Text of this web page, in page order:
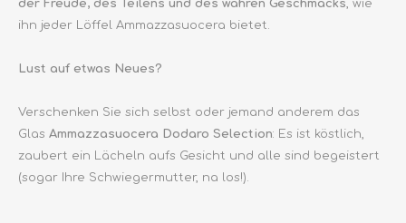
der Freude, des Teilens und des wahren Geschmacks, wie
ihn jeder Löffel Ammazzasuocera bietet.
Lust auf etwas Neues?
Verschenken Sie sich selbst oder jemand anderem das
Glas Ammazzasuocera Dodaro Selection: Es ist köstlich,
zaubert ein Lächeln aufs Gesicht und alle sind begeistert
(sogar Ihre Schwiegermutter, na los!).